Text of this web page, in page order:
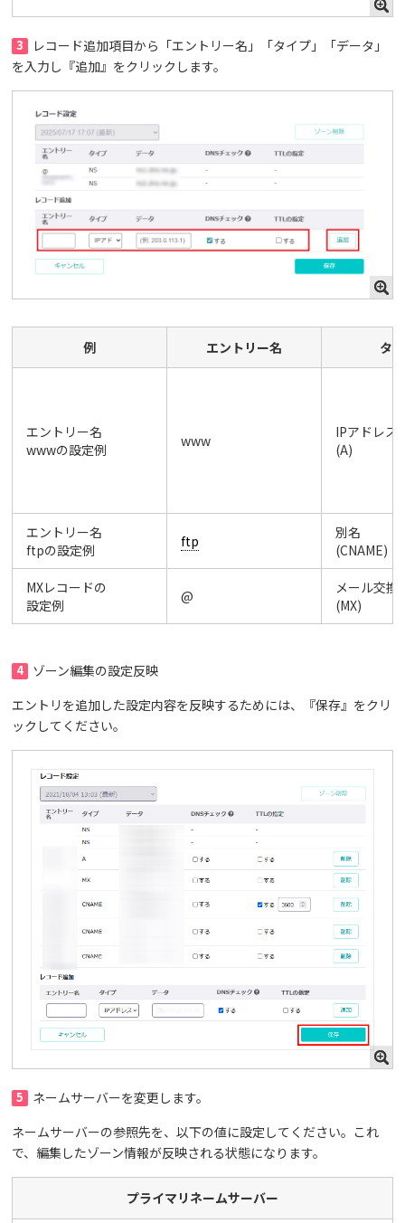
3
レコード追加項目から「エントリー名」「タイプ」「データ」
を入力し『追加』をクリックします。
例 エントリー名 タ
エントリー名
wwwの設定例
www
IPアドレス
(A)
エントリー名
ftpの設定例
ftp
別名
(CNAME)
MXレコードの
設定例
@
メール交換
(MX)
4 ゾーン編集の設定反映
エントリを追加した設定内容を反映するためには、『保存』をクリ
ックしてください。
5
ネームサーバーを変更します。
ネームサーバーの参照先を、以下の値に設定してください。これ
で、編集したゾーン情報が反映される状態になります。
プライマリネームサーバー